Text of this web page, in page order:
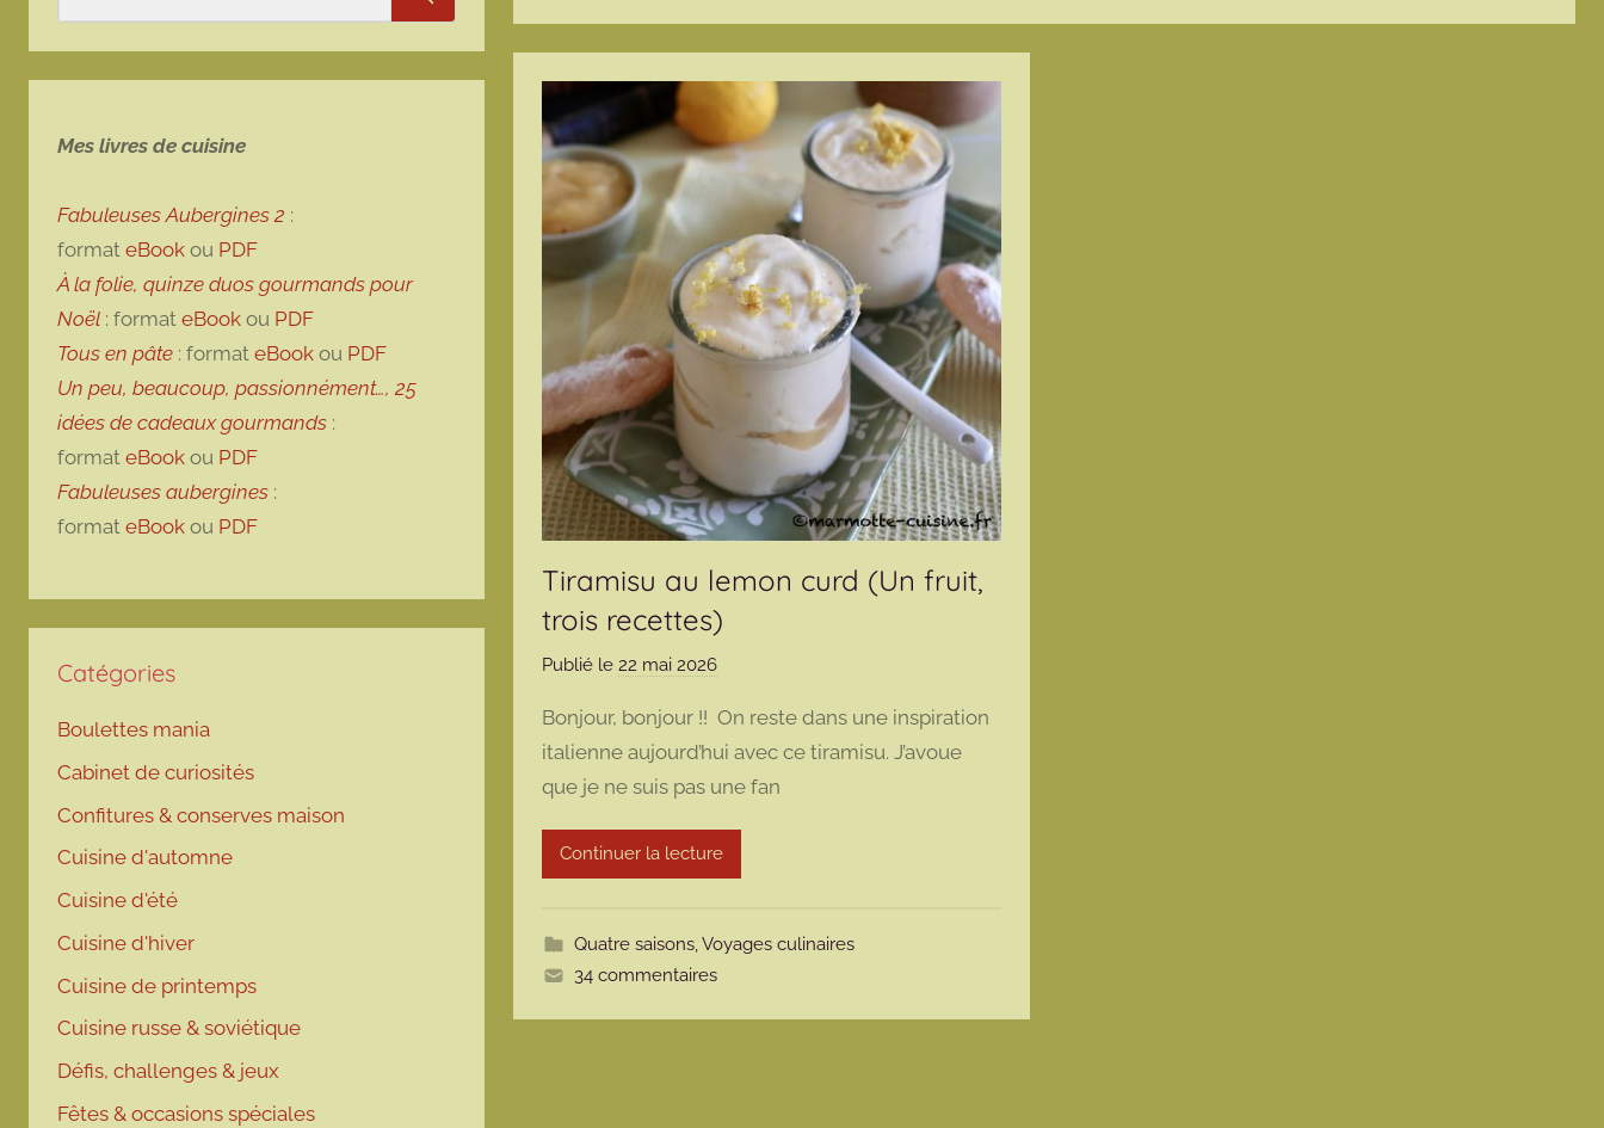
Tiramisu au lemon curd (Un fruit,
trois recettes)
Publié le 22 mai 2026p
r
m
a
m
o
t
e
Bonjour, bonjour !! On reste dans une inspiration
italienne aujourd’hui avec ce tiramisu. J’avoue
que je ne suis pas une fan
Continuer la lecture
Quatre saisons,Voyages culinaires
34 commentaires
Rechercher
Mes livres de cuisine
Fabuleuses Aubergines 2 :
format eBook ou PDF
À la folie, quinze duos gourmands pour
Noël : format eBook ou PDF
Tous en pâte : format eBook ou PDF
Un peu, beaucoup, passionnément…, 25
idées de cadeaux gourmands :
format eBook ou PDF
Fabuleuses aubergines :
format eBook ou PDF
Catégories
Boulettes mania
Cabinet de curiosités
Confitures & conserves maison
Cuisine d'automne
Cuisine d'été
Cuisine d'hiver
Cuisine de printemps
Cuisine russe & soviétique
Défis, challenges & jeux
Fêtes & occasions spéciales